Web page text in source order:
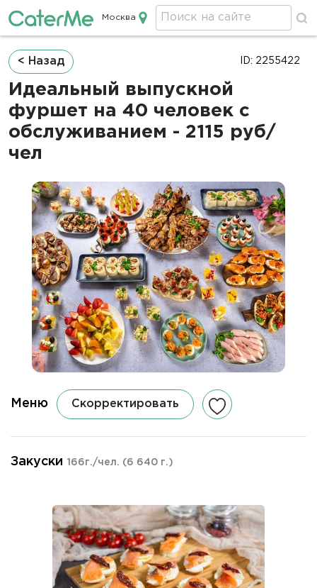
Кейтеринг в Москве
Москва
Строка
навигации
< Назад
Идеальный выпускной
фуршет на 40 человек с
обслуживанием - 2115 руб/
чел
ID: 2255422
Меню Скорректировать
Закуски 166г./чел. (6 640 г.)